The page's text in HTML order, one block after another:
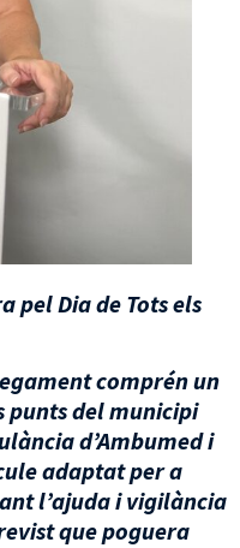
pel Dia de Tots els
comprén un
punts del municipi
d’Ambumed i
adaptat per a
l’ajuda i vigilància
que poguera